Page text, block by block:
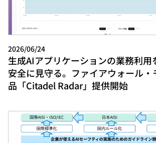
2026/06/24
生成AIアプリケーションの業務利用
安全に見守る。ファイアウォール・
品「Citadel Radar」提供開始